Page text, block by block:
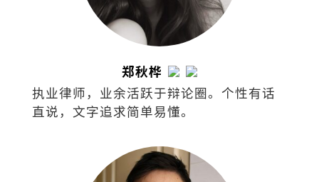
郑秋桦
执业律师，业余活跃于辩论圈。个性有话
直说，文字追求简单易懂。